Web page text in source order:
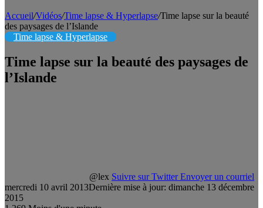
Accueil/Vidéos/Time lapse & Hyperlapse/Time lapse sur la beauté
des paysages de l’Islande
Time lapse & Hyperlapse
Time lapse sur la beauté des paysages de
l’Islande
@lex Suivre sur Twitter Envoyer un courriel
mercredi 10 avril 2013Dernière mise à jour: dimanche 13 décembre
2015